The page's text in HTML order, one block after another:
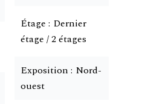
Étage Dernier
étage / 2 étages
Exposition Nord-
ouest